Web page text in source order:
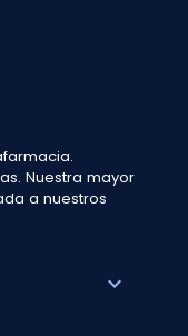
Nuestra mayor
a nuestros
expand_more